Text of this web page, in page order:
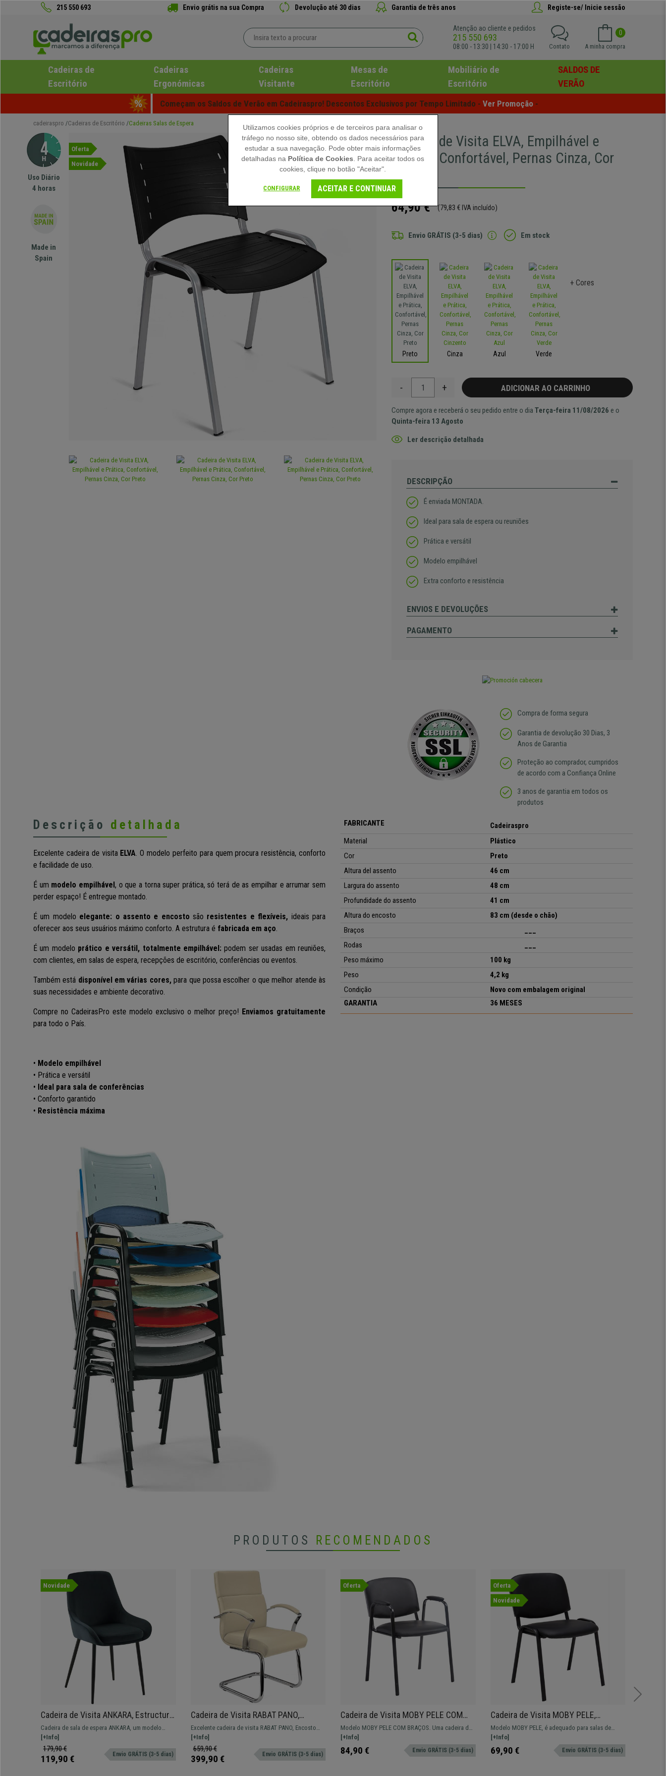
215 550 693 Envio grátis na sua Compra Devolução até 30 dias Garantia de três anos Registe-se/ Inicie sessão
Atenção ao cliente e pedidos
215 550 693
08:00 - 13:30 | 14:30 - 17:00 H
0
A minha compra
Contato
Cadeiras de
Escritório
Cadeiras
Ergonómicas
Cadeiras
Visitante
Mesas de
Escritório
Mobiliário de
Escritório
SALDOS DE
VERÃO
Começam os Saldos de Verão em Cadeiraspro! Descontos Exclusivos por Tempo Limitado - Ver Promoção -
cadeiraspro Cadeiras de Escritório Cadeiras Salas de Espera
Uso Diário
4 horas
Made in
Spain
Oferta
Novidade
Cadeira de Visita ELVA, Empilhável e
Prática, Confortável, Pernas Cinza, Cor
Preto
64,90 € (79,83 € IVA incluído)
Envio GRÁTIS (3-5 dias) Em stock
Preto Cinza Azul Verde
+ Cores
- + ADICIONAR AO CARRINHO
Compre agora e receberá o seu pedido entre o diaTerça-feira 11/08/2026 e o
Quinta-feira 13 Agosto
Ler descrição detalhada
DESCRIPÇÃO
É enviada MONTADA.
Ideal para sala de espera ou reuniões
Prática e versátil
Modelo empilhável
Extra conforto e resistência
ENVIOS E DEVOLUÇÕES
PAGAMENTO
Compra de forma segura
Garantia de devolução 30 Dias, 3
Anos de Garantia
Proteção ao comprador, cumpridos
de acordo com a Confiança Online
3 anos de garantia em todos os
produtos
Descrição detalhada
Excelente cadeira de visita ELVA. O modelo perfeito para quem procura resistência, conforto
e facilidade de uso.
É um modelo empilhável, o que a torna super prática, só terá de as empilhar e arrumar sem
perder espaço! É entregue montado.
É um modelo elegante: o assento e encostosão resistentes e flexíveis, ideais para
oferecer aos seus usuários máximo conforto. A estrutura é fabricada em aço.
É um modelo prático e versátil, totalmente empilhável: podem ser usadas em reuniões,
com clientes, em salas de espera, recepções de escritório, conferências ou eventos.
Também está disponível em várias cores,para que possa escolher o que melhor atende às
suas necessidades e ambiente decorativo.
Compre no CadeirasPro este modelo exclusivo o melhor preço! Enviamos gratuitamente
para todo o País.
• Modelo empilhável
• Prática e versátil
• Ideal para sala de conferências
• Conforto garantido
• Resistência máxima
FABRICANTE
Cadeiraspro
Material
Plástico
Cor
Preto
Altura del assento
46 cm
Largura do assento
48 cm
Profundidade do assento
41 cm
Altura do encosto
83 cm (desde o chão)
Braços
Rodas
Peso máximo
100 kg
Peso
4,2 kg
Condição
Novo com embalagem original
GARANTIA
36 MESES
PRODUTOS RECOMENDADOS
Novidade
Cadeira de Visita ANKARA, Estructura
Metálica, Muito Confortável, Em
Veludo, Cor Preto
Cadeira de sala de espera ANKARA, um modelo
moderno ideal para deixar as suas visitas
confortáveis!
[+Info]
179,90 €
119,90 € Envio GRÁTIS (3-5 dias)
Cadeira de Visita RABAT PANO,
Encosto Médio, Fabrico de Qualidade,
Creme
Excelente cadeira de visita RABAT PANO, Encosto
médio, ideal para escritório e salas de espera.
[+Info]
659,90 €
399,90 € Envio GRÁTIS (3-5 dias)
Oferta
Cadeira de Visita MOBY PELE COM
BRAÇOS, Conforto, Pernas Pretas,
Cor Preto
Modelo MOBY PELE COM BRAÇOS. Uma cadeira de
visita clássica para salas de espera ou conferências.
[+Info]
84,90 € Envio GRÁTIS (3-5 dias)
Oferta
Novidade
Cadeira de Visita MOBY PELE,
Confortável e Prática, Pernas Pretas,
Cor Preto
Modelo MOBY PELE, é adequado para salas de
espera ou conferências. Disponível em várias cores.
[+Info]
69,90 € Envio GRÁTIS (3-5 dias)
Utilizamos cookies próprios e de terceiros para analisar o
tráfego no nosso site, obtendo os dados necessários para
estudar a sua navegação. Pode obter mais informações
detalhadas na Política de Cookies . Para aceitar todos os
cookies, clique no botão "Aceitar".
CONFIGURAR ACEITAR E CONTINUAR